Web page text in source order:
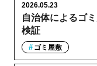
自治体によるゴ
検証
2026.05.23
ゴミ屋敷